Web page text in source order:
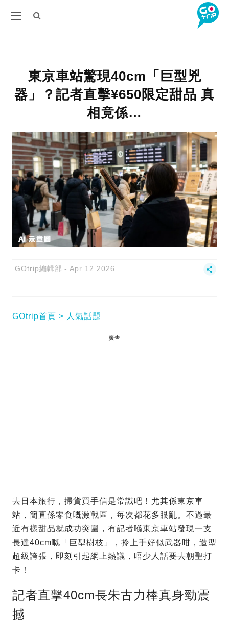
東京車站驚現40cm「巨型兇
器」？記者直擊¥650限定甜品 真
相竟係…
GOtrip編輯部 Apr 12 2026
GOtrip首頁 人氣話題
廣告
去日本旅行，掃貨買手信是常識吧！尤其係東京車
站，簡直係零食嘅激戰區，每次都花多眼亂。不過最
近有樣甜品就成功突圍，有記者喺東京車站發現一支
長達40cm嘅「巨型樹枝」，拎上手好似武器咁，造型
超級誇張，即刻引起網上熱議，唔少人話要去朝聖打
卡！
記者直擊40cm長朱古力棒真身勁震
撼